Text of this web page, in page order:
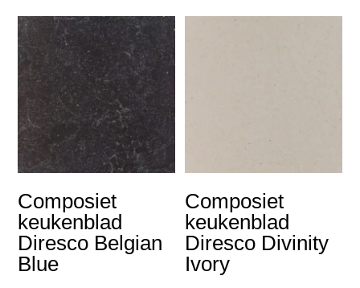
Composiet
keukenblad
Diresco Belgian
Blue
Composiet
keukenblad
Diresco Divinity
Ivory